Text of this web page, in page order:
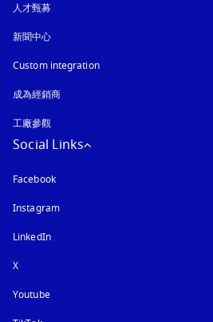
人才甄募
新聞中心
Custom integration
成為經銷商
工廠參觀
Social Links
Facebook
Instagram以新標籤頁開啟
LinkedIn
X
Youtube以新標籤頁開啟